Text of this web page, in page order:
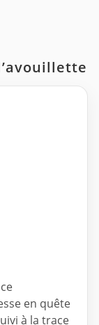
en quête
à la trace